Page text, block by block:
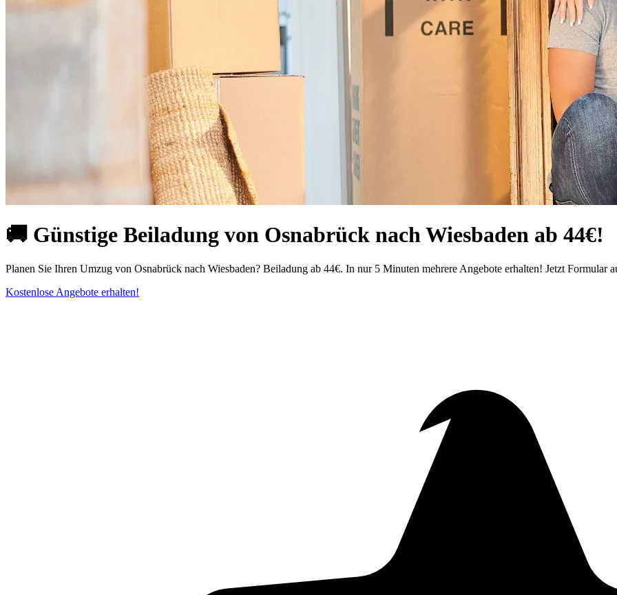
🚚 Günstige Beiladung von Osnabrück nach Wiesbaden ab 44€!
Planen Sie Ihren Umzug von Osnabrück nach Wiesbaden? Beiladung ab 44€. In nur 5 Minuten mehrere Angebote erhalten! Jetzt Formular
Kostenlose Angebote erhalten!